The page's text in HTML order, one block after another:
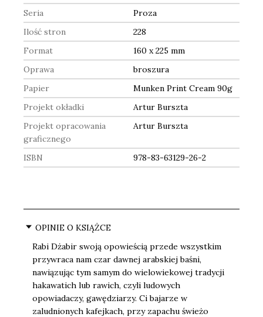
Seria
Proza
Ilość stron
228
Format
160 x 225 mm
Oprawa
broszura
Papier
Munken Print Cream 90g
Projekt okładki
Artur Burszta
Projekt opracowania
graficznego
Artur Burszta
ISBN 978-83-63129-26-2
OPINIE O KSIĄŻCE
Rabi Dżabir swoją opowieścią przede wszystkim
przywraca nam czar dawnej arabskiej baśni,
nawiązując tym samym do wielowiekowej tradycji
hakawatich lub rawich, czyli ludowych
opowiadaczy, gawędziarzy. Ci bajarze w
zaludnionych kafejkach, przy zapachu świeżo